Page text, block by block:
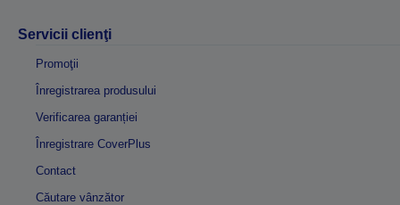
Servicii clienţi
Promoţii
Înregistrarea produsului
Verificarea garanției
Înregistrare CoverPlus
Contact
Căutare vânzător